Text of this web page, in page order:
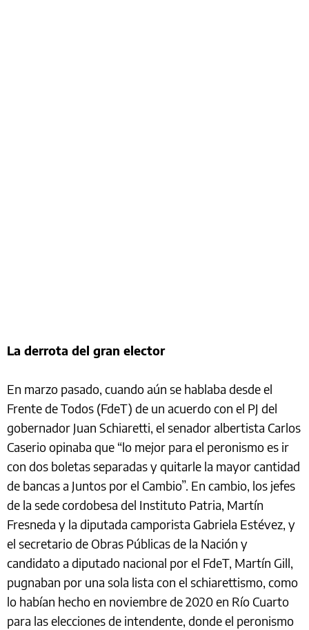
La derrota del gran elector
En marzo pasado, cuando aún se hablaba desde el
Frente de Todos (FdeT) de un acuerdo con el PJ del
gobernador Juan Schiaretti, el senador albertista Carlos
Caserio opinaba que “lo mejor para el peronismo es ir
con dos boletas separadas y quitarle la mayor cantidad
de bancas a Juntos por el Cambio”. En cambio, los jefes
de la sede cordobesa del Instituto Patria, Martín
Fresneda y la diputada camporista Gabriela Estévez, y
el secretario de Obras Públicas de la Nación y
candidato a diputado nacional por el FdeT, Martín Gill,
pugnaban por una sola lista con el schiarettismo, como
lo habían hecho en noviembre de 2020 en Río Cuarto
para las elecciones de intendente, donde el peronismo